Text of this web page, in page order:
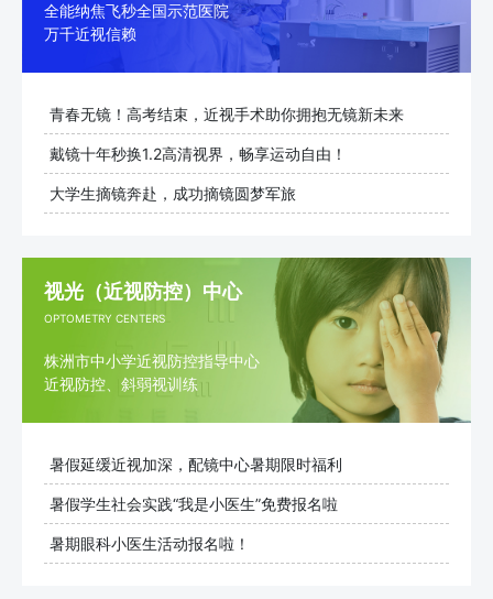
全能纳焦飞秒全国示范医院
万千近视信赖
青春无镜！高考结束，近视手术助你拥抱无镜新未来
戴镜十年秒换1.2高清视界，畅享运动自由！
大学生摘镜奔赴，成功摘镜圆梦军旅
视光（近视防控）中心
OPTOMETRY CENTERS
株洲市中小学近视防控指导中心
近视防控、斜弱视训练
暑假延缓近视加深，配镜中心暑期限时福利
暑假学生社会实践“我是小医生”免费报名啦
暑期眼科小医生活动报名啦！